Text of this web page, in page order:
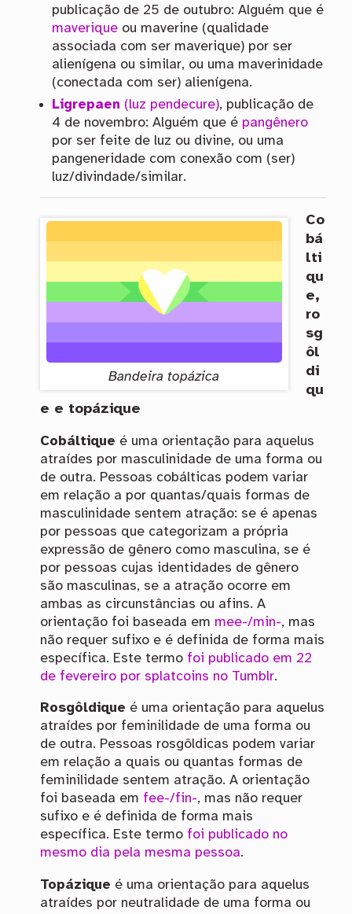
publicação de 25 de outubro: Alguém que é
maveriqueou maverine (qualidade
associada com ser maverique) por ser
alienígena ou similar, ou uma maverinidade
(conectada com ser) alienígena.
Ligrepaen (luz pendecure), publicação de
4 de novembro: Alguém que é pangênero
por ser feite de luz ou divine, ou uma
pangeneridade com conexão com (ser)
luz/divindade/similar.
Bandeira topázica
Co
bá
lti
qu
e,
ro
sg
ôl
di
qu
e e topázique
Cobáltique é uma orientação para aquelus
atraídes por masculinidade de uma forma ou
de outra. Pessoas cobálticas podem variar
em relação a por quantas/quais formas de
masculinidade sentem atração: se é apenas
por pessoas que categorizam a própria
expressão de gênero como masculina, se é
por pessoas cujas identidades de gênero
são masculinas, se a atração ocorre em
ambas as circunstâncias ou afins. A
orientação foi baseada em mee-/min-, mas
não requer sufixo e é definida de forma mais
específica. Este termo foi publicado em 22
de fevereiro por splatcoins no Tumblr.
Rosgôldique é uma orientação para aquelus
atraídes por feminilidade de uma forma ou
de outra. Pessoas rosgôldicas podem variar
em relação a quais ou quantas formas de
feminilidade sentem atração. A orientação
foi baseada em fee-/fin-, mas não requer
sufixo e é definida de forma mais
específica. Este termo foi publicado no
mesmo dia pela mesma pessoa.
Topázique é uma orientação para aquelus
atraídes por neutralidade de uma forma ou